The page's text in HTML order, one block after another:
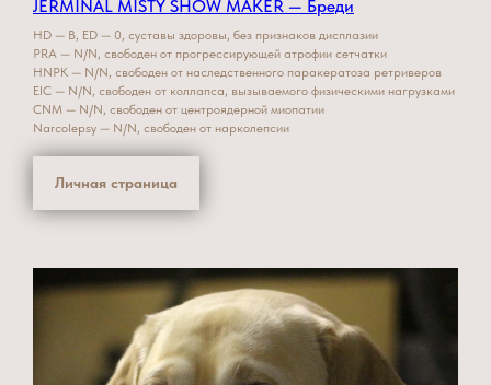
JERMINAL MISTY SHOW MAKER — Бреди
HD — B, ED — 0, суставы здоровы, без признаков дисплазии
PRA — N/N, свободен от прогрессирующей атрофии сетчатки
HNPK — N/N, свободен от наследственного паракератоза ретриверов
EIC — N/N, свободен от коллапса, вызываемого физическими нагрузками
CNM — N/N, свободен от центроядерной миопатии
Narcolepsy — N/N, свободен от нарколепсии
Личная страница